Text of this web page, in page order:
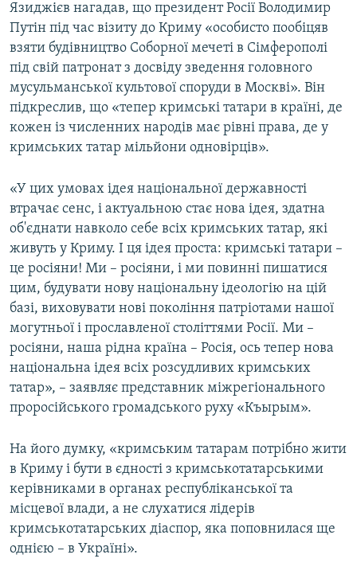
Язиджієв нагадав, що президент Росії Володимир
Путін під час візиту до Криму «особисто пообіцяв
взяти будівництво Соборної мечеті в Сімферополі
під свій патронат з досвіду зведення головного
мусульманської культової споруди в Москві». Він
підкреслив, що «тепер кримські татари в країні, де
кожен із численних народів має рівні права, де у
кримських татар мільйони одновірців».
«У цих умовах ідея національної державності
втрачає сенс, і актуальною стає нова ідея, здатна
об'єднати навколо себе всіх кримських татар, які
живуть у Криму. І ця ідея проста: кримські татари –
це росіяни! Ми – росіяни, і ми повинні пишатися
цим, будувати нову національну ідеологію на цій
базі, виховувати нові покоління патріотами нашої
могутньої і прославленої століттями Росії. Ми –
росіяни, наша рідна країна – Росія, ось тепер нова
національна ідея всіх розсудливих кримських
татар», – заявляє представник міжрегіонального
проросійського громадського руху «Къырым».
На його думку, «кримським татарам потрібно жити
в Криму і бути в єдності з кримськотатарськими
керівниками в органах республіканської та
місцевої влади, а не слухатися лідерів
кримськотатарських діаспор, яка поповнилася ще
однією – в Україні».